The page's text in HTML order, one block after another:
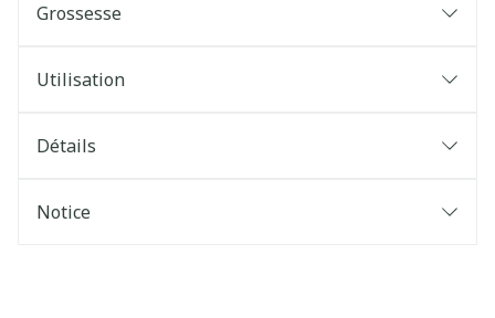
Grossesse
Utilisation
Détails
Notice